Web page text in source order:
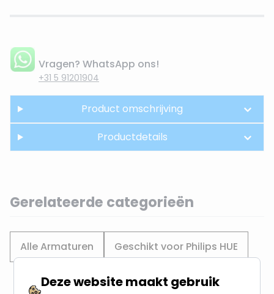
Vragen? WhatsApp ons!
+31 5 91201904
Product omschrijving
Productdetails
Gerelateerde categorieën
Alle Armaturen Geschikt voor Philips HUE
Deze website maakt gebruik